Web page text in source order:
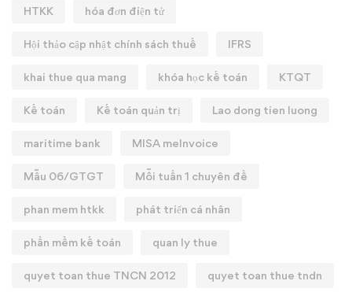
HTKK hóa đơn điện tử
Hội thảo cập nhật chính sách thuế IFRS
khai thue qua mang khóa học kế toán KTQT
Kế toán Kế toán quản trị Lao dong tien luong
maritime bank MISA meInvoice
Mẫu 06/GTGT Mỗi tuần 1 chuyên đề
phan mem htkk phát triển cá nhân
phần mềm kế toán quan ly thue
quyet toan thue TNCN 2012 quyet toan thue tndn